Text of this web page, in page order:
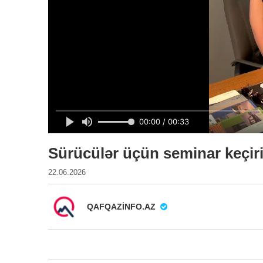
Sürücülər üçün seminar
22.06.2026
QAFQAZINFO.AZ